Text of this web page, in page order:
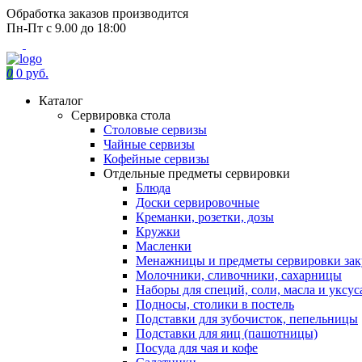
Обработка заказов производится
Пн-Пт с 9.00 до 18:00
0 0 руб.
Каталог
Сервировка стола
Столовые сервизы
Чайные сервизы
Кофейные сервизы
Отдельные предметы сервировки
Блюда
Доски сервировочные
Креманки, розетки, дозы
Кружки
Масленки
Менажницы и предметы сервировки
Молочники, сливочники, сахарницы
Наборы для специй, соли, масла и
Подносы, столики в постель
Подставки для зубочисток, пепельницы
Подставки для яиц (пашотницы)
Посуда для чая и кофе